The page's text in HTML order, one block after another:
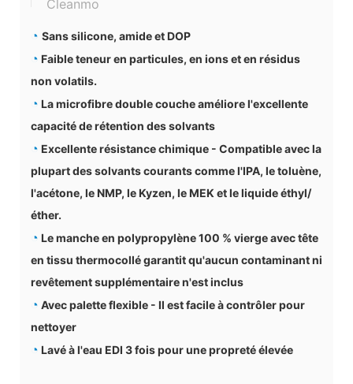
Cleanmo
◔ Sans silicone, amide et DOP
◔ Faible teneur en particules, en ions et en résidus
non volatils.
◔ La microfibre double couche améliore l'excellente
capacité de rétention des solvants
◔ Excellente résistance chimique - Compatible avec la
plupart des solvants courants comme l'IPA, le toluène,
l'acétone, le NMP, le Kyzen, le MEK et le liquide éthyl/
éther.
◔ Le manche en polypropylène 100 % vierge avec tête
en tissu thermocollé garantit qu'aucun contaminant ni
revêtement supplémentaire n'est inclus
◔ Avec palette flexible - Il est facile à contrôler pour
nettoyer
◔ Lavé à l'eau EDI 3 fois pour une propreté élevée